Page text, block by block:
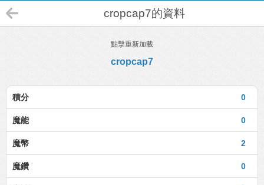
cropcap7的資料
點擊重新加載
cropcap7
0
積分
0
魔能
2
魔幣
0
魔鑽